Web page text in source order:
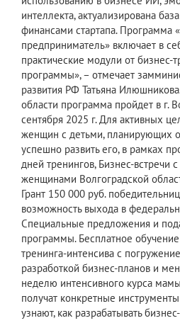
интеллекта, актуализирована
финансами стартапа. Программа
предприниматель» включает в
практические модули от бизнес-
программы», – отмечает
развития РФ Татьяна
области программа пройдет в г.
сентября 2025 г. Для активных
женщин с детьми, планирующих
успешно развить его, в рамках
дней тренингов, Бизнес-
женщинами Волгоградской
Грант 150 000 руб.
возможность выхода в
Специальные предложения и
программы. Бесплатное
тренинга-интенсива с
разработкой бизнес-планов и
неделю интенсивного курса
получат конкретные
узнают, как разрабатывать